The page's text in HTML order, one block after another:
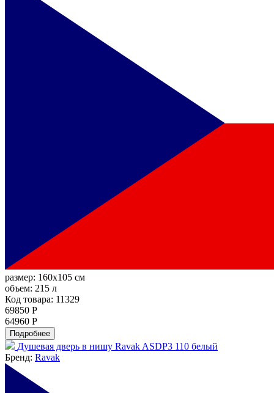
размер: 160x105 см
объем: 215 л
Код товара: 11329
69850 Р
64960 Р
Подробнее
Душевая дверь в нишу Ravak ASDP3 110 белый
Бренд: Ravak